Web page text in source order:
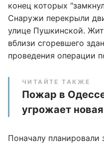
конец которых
Снаружи перекрыли
улице Пушкинской.
вблизи сгоревшего
проведения операции
ЧИТАЙТЕ ТАКЖЕ
Пожар в
угрожает
Поначалу планировали